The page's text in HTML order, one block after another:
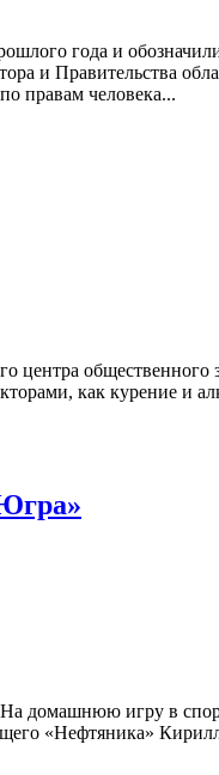
года и
и Правительства
правам человека...
центра
как курение и
домашнюю игру в
«Нефтяника»